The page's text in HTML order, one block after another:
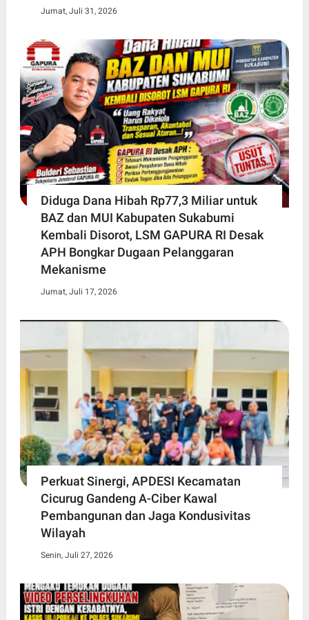
Jumat, Juli 31, 2026
Diduga Dana Hibah Rp77,3 Miliar untuk
BAZ dan MUI Kabupaten Sukabumi
Kembali Disorot, LSM GAPURA RI Desak
APH Bongkar Dugaan Pelanggaran
Mekanisme
Jumat, Juli 17, 2026
Perkuat Sinergi, APDESI Kecamatan
Cicurug Gandeng A-Ciber Kawal
Pembangunan dan Jaga Kondusivitas
Wilayah
Senin, Juli 27, 2026